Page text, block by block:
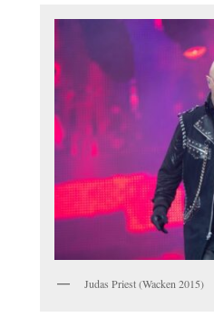
Judas Priest (Wacken 2015)